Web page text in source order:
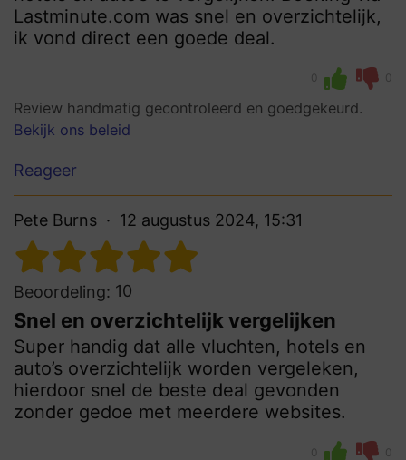
Lastminute.com was snel en overzichtelijk,
ik vond direct een goede deal.
0 0
Review handmatig gecontroleerd en goedgekeurd.
Bekijk ons beleid
Reageer
Pete Burns 12 augustus 2024, 15:31
Beoordeling: 10
Snel en overzichtelijk vergelijken
Super handig dat alle vluchten, hotels en
auto’s overzichtelijk worden vergeleken,
hierdoor snel de beste deal gevonden
zonder gedoe met meerdere websites.
0 0